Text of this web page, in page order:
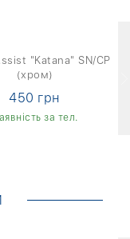
"Katana" SN/CP
(хром)
450 грн
за тел.